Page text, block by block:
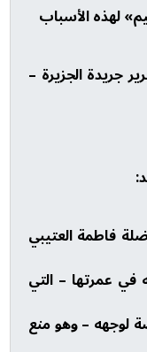
لهذه الأسباب
جريدة الجزيرة –
فاطمة العتيبي
في عمرتها – التي
لوجهه – وهو منع